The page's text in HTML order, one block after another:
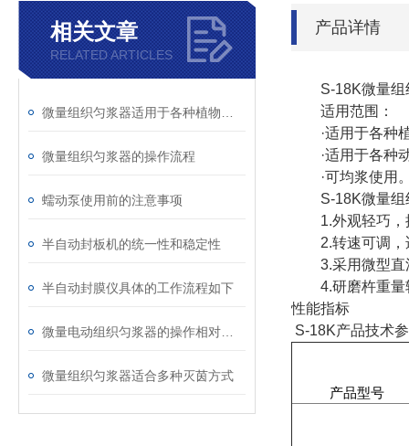
相关文章
RELATED ARTICLES
微量组织匀浆器的操作流程
蠕动泵使用前的注意事项
半自动封板机的统一性和稳定性
半自动封膜仪具体的工作流程如下
微量组织匀浆器适合多种灭茵方式
产品详情
S-18K微量组
适用范围：
·适用于各种植
·适用于各种动
·可均浆使用
S-18K微量组
1.外观轻巧，
2.转速可调，
3.采用微型直流
4.研磨杵重量轻
性能指标
S-18K产品技术
产品型号